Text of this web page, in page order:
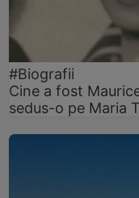
#Biografii
Cine a fost
sedus-o pe Maria